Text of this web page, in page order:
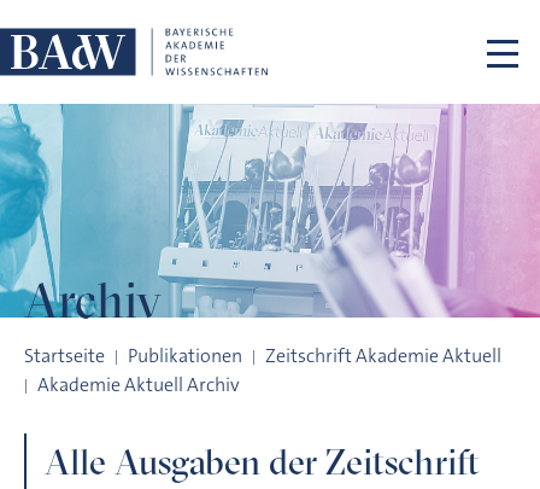
Archiv
Startseite Publikationen
Zeitschrift Akademie Aktuell
Akademie Aktuell Archiv
Alle Ausgaben der Zeitschrift